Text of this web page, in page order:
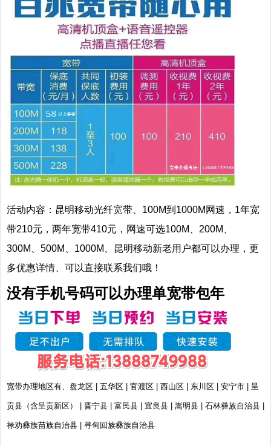
活动内容：昆明移动光纤宽带、100M到1000M网速，1年宽
带210元，两年宽带410元，网速可选100M、200M、
300M、500M、 1000M、昆明移动新老用户都可以办理，更
多优惠详情、可以直接联系我们哦！
没有手机号码可以办理单宽带包年
宽带办理地区有、盘龙区 | 五华区 | 官渡区 | 西山区 | 东川区 | 安宁市 | 呈
贡县（含呈贡新区） | 晋宁县 | 富民县 | 宜良县 | 嵩明县 | 石林彝族自治县 |
禄劝彝族苗族自治县 | 寻甸回族彝族自治县